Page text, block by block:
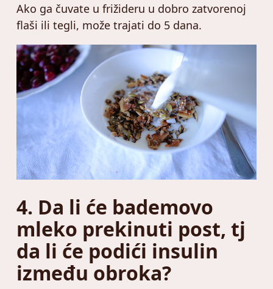
Ako ga čuvate u frižideru u dobro zatvorenoj
flaši ili tegli, može trajati do 5 dana.
4. Da li će bademovo
mleko prekinuti post, tj
da li će podići insulin
između obroka?